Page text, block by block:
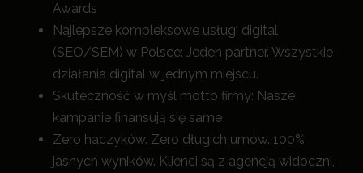
Awards
Najlepsze kompleksowe usługi digital
(SEO/SEM) w Polsce: Jeden partner. Wszystkie
działania digital w jednym miejscu.
Skuteczność w myśl motto firmy: Nasze
kampanie finansują się same
Zero haczyków. Zero długich umów. 100%
jasnych wyników. Klienci są z agencją widoczni,